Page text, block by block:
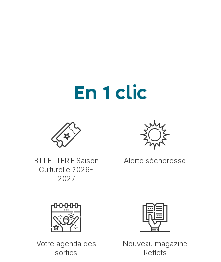
En 1 clic
BILLETTERIE Saison
Culturelle 2026-
2027
Alerte sécheresse
Votre agenda des
sorties
Nouveau magazine
Reflets